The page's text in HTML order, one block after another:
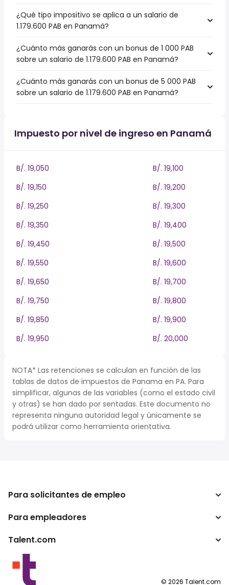
¿Qué tipo impositivo se aplica a un salario de
1.179.600 PAB en Panamá?
¿Cuánto más ganarás con un bonus de 1 000 PAB
sobre un salario de 1.179.600 PAB en Panamá?
¿Cuánto más ganarás con un bonus de 5 000 PAB
sobre un salario de 1.179.600 PAB en Panamá?
Impuesto por nivel de ingreso en Panamá
B/. 19,050
B/. 19,100
B/. 19,150
B/. 19,200
B/. 19,250
B/. 19,300
B/. 19,350
B/. 19,400
B/. 19,450
B/. 19,500
B/. 19,550
B/. 19,600
B/. 19,650
B/. 19,700
B/. 19,750
B/. 19,800
B/. 19,850
B/. 19,900
B/. 19,950
B/. 20,000
NOTA* Las retenciones se calculan en función de las
tablas de datos de impuestos de Panama en PA. Para
simplificar, algunas de las variables (como el estado civil
y otras) se han dado por sentadas. Este documento no
representa ninguna autoridad legal y únicamente se
podrá utilizar como herramienta orientativa.
Para solicitantes de empleo
Buscador de trabajo
Para empleadores
Empresa
Programas para publishers
Talent.com
Otros países
Condiciones de uso
© 2026 Talent.com